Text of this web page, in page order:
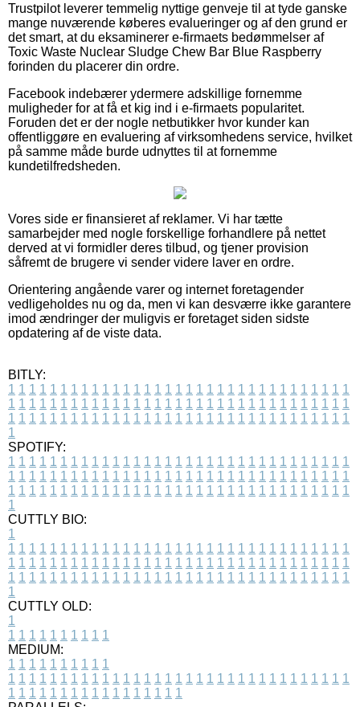
Trustpilot leverer temmelig nyttige genveje til at tyde ganske
mange nuværende køberes evalueringer og af den grund er
det smart, at du eksaminerer e-firmaets bedømmelser af
Toxic Waste Nuclear Sludge Chew Bar Blue Raspberry
forinden du placerer din ordre.
Facebook indebærer ydermere adskillige fornemme
muligheder for at få et kig ind i e-firmaets popularitet.
Foruden det er der nogle netbutikker hvor kunder kan
offentliggøre en evaluering af virksomhedens service, hvilket
på samme måde burde udnyttes til at fornemme
kundetilfredsheden.
Vores side er finansieret af reklamer. Vi har tætte
samarbejder med nogle forskellige forhandlere på nettet
derved at vi formidler deres tilbud, og tjener provision
såfremt de brugere vi sender videre laver en ordre.
Orientering angående varer og internet foretagender
vedligeholdes nu og da, men vi kan desværre ikke garantere
imod ændringer der muligvis er foretaget siden sidste
opdatering af de viste data.
BITLY:
1 1 1 1 1 1 1 1 1 1 1 1 1 1 1 1 1 1 1 1 1 1 1 1 1 1 1 1 1 1 1 1 1
1 1 1 1 1 1 1 1 1 1 1 1 1 1 1 1 1 1 1 1 1 1 1 1 1 1 1 1 1 1 1 1 1
1 1 1 1 1 1 1 1 1 1 1 1 1 1 1 1 1 1 1 1 1 1 1 1 1 1 1 1 1 1 1 1 1
1
SPOTIFY:
1 1 1 1 1 1 1 1 1 1 1 1 1 1 1 1 1 1 1 1 1 1 1 1 1 1 1 1 1 1 1 1 1
1 1 1 1 1 1 1 1 1 1 1 1 1 1 1 1 1 1 1 1 1 1 1 1 1 1 1 1 1 1 1 1 1
1 1 1 1 1 1 1 1 1 1 1 1 1 1 1 1 1 1 1 1 1 1 1 1 1 1 1 1 1 1 1 1 1
1
CUTTLY BIO:
1
1 1 1 1 1 1 1 1 1 1 1 1 1 1 1 1 1 1 1 1 1 1 1 1 1 1 1 1 1 1 1 1 1
1 1 1 1 1 1 1 1 1 1 1 1 1 1 1 1 1 1 1 1 1 1 1 1 1 1 1 1 1 1 1 1 1
1 1 1 1 1 1 1 1 1 1 1 1 1 1 1 1 1 1 1 1 1 1 1 1 1 1 1 1 1 1 1 1 1
1
CUTTLY OLD:
1
1 1 1 1 1 1 1 1 1 1
MEDIUM:
1 1 1 1 1 1 1 1 1 1
1 1 1 1 1 1 1 1 1 1 1 1 1 1 1 1 1 1 1 1 1 1 1 1 1 1 1 1 1 1 1 1 1
1 1 1 1 1 1 1 1 1 1 1 1 1 1 1 1 1